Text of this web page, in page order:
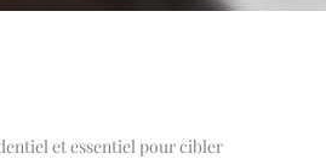
et essentiel pour cibler